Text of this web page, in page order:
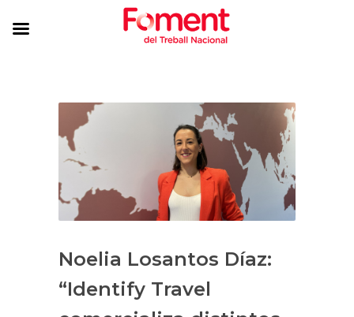
Noelia Losantos Díaz:
“Identify Travel